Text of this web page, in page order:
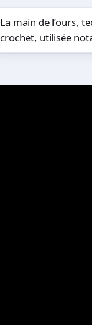
La main de l’ours,
crochet, utilisée